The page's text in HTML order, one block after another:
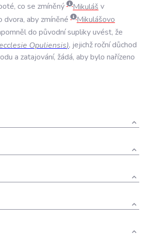
, co se zmíněný Mikuláš v
dvora, aby zmíněné
Mikulášovo
do původnísuplikyuvést, že
Opuliensis), jejichžročnídůchod
a zatajování, žádá, abybylo nařízeno